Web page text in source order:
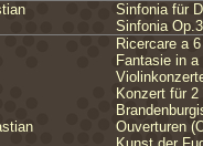
Sinfonia für
Sinfonia
Ricercare a 6
Fantasie in a
Konzert für
Ouverturen